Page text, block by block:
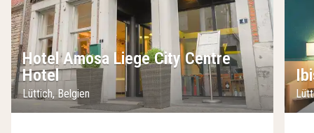
Hotel Amosa Liege City Centre
Hotel
Lüttich, Belgien